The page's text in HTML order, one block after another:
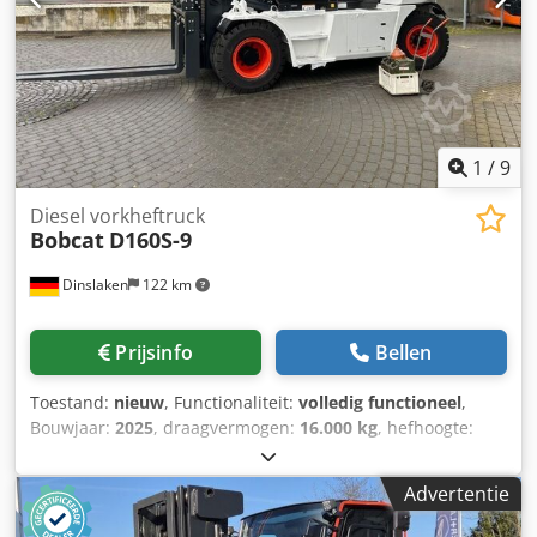
1 /9
Dinslaken 122 km
Diesel vorkheftruck
Bobcat D160S-9
Prijsinfo Bellen
Toestand: nieuw, Functionaliteit: volledig functioneel,
Bouwjaar: 2025, draagvermogen: 16.000 kg, hefhoogte:
1.815 mm
diesel, masttype:triplex, bouwhoogte:3.360 mm,
vorklengte:
2.400 mm , aandrijftype:Diesel, Dieselheftruck
Lastzwaartepunt: 600 mm Dsdpfx Asy Up S Ejgueck ISO-
Advertentie